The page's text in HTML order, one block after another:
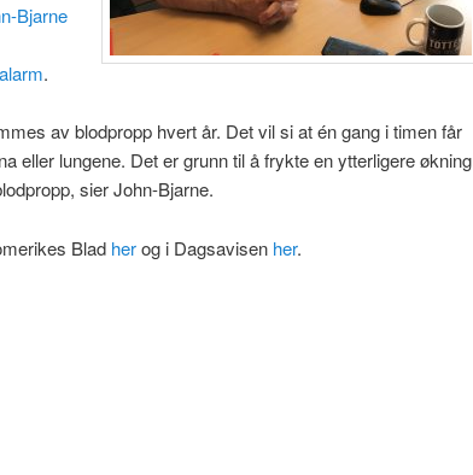
Bjarne
.
av blodpropp hvert år. Det vil si at én gang i timen får
eller lungene. Det er grunn til å frykte en ytterligere økning
sier John-Bjarne.
Blad herog i Dagsavisen her.